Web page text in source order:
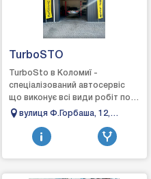
TurboSTO
TurboSto в Коломиї -
спеціалізований автосервіс
що виконує всі види робіт по
турбінах: зняття, діагностика,
виготовле...
вулиця Ф.Горбаша, 12,
Коломия, Івано-Франківська
область